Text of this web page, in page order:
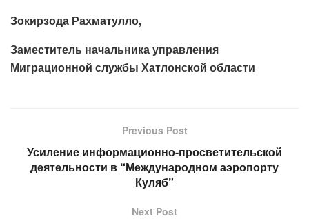
Зокирзода Рахматулло,
Заместитель начальника управления
Миграционной службы Хатлонской области
Previous Post
Усиление информационно-просветительской
деятельности в “Международном аэропорту
Куляб”
Next Post